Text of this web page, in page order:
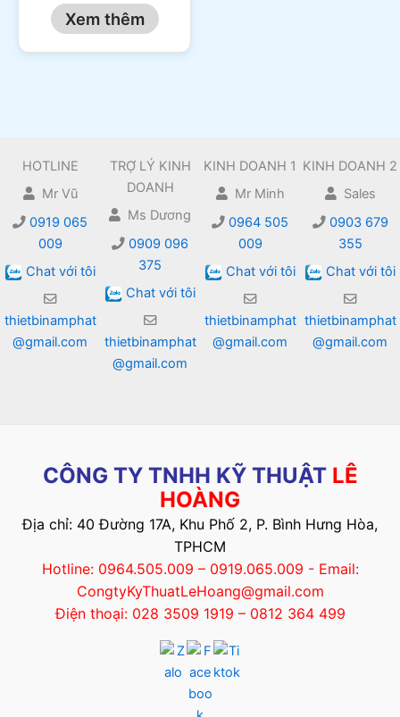
Xem thêm
HOTLINE
Mr Vũ
0919 065
009
Chat với tôi
thietbinamphat
@gmail.com
TRỢ LÝ KINH
DOANH
Ms Dương
0909 096
375
Chat với tôi
thietbinamphat
@gmail.com
KINH DOANH 1
Mr Minh
0964 505
009
Chat với tôi
thietbinamphat
@gmail.com
KINH DOANH 2
Sales
0903 679
355
Chat với tôi
thietbinamphat
@gmail.com
CÔNG TY TNHH KỸ THUẬT LÊ
HOÀNG
Địa chỉ: 40 Đường 17A, Khu Phố 2, P. Bình Hưng Hòa,
TPHCM
Hotline: 0964.505.009 – 0919.065.009 - Email:
CongtyKyThuatLeHoang@gmail.com
Điện thoại: 028 3509 1919 – 0812 364 499